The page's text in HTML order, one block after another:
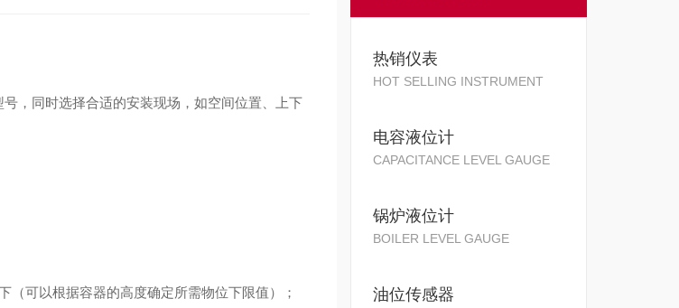
，同时选择合适的安装现场，如空间位置、上下
可以根据容器的高度确定所需物位下限值）；
热销仪表
HOT SELLING INSTRUMENT
电容液位计
CAPACITANCE LEVEL GAUGE
锅炉液位计
BOILER LEVEL GAUGE
油位传感器